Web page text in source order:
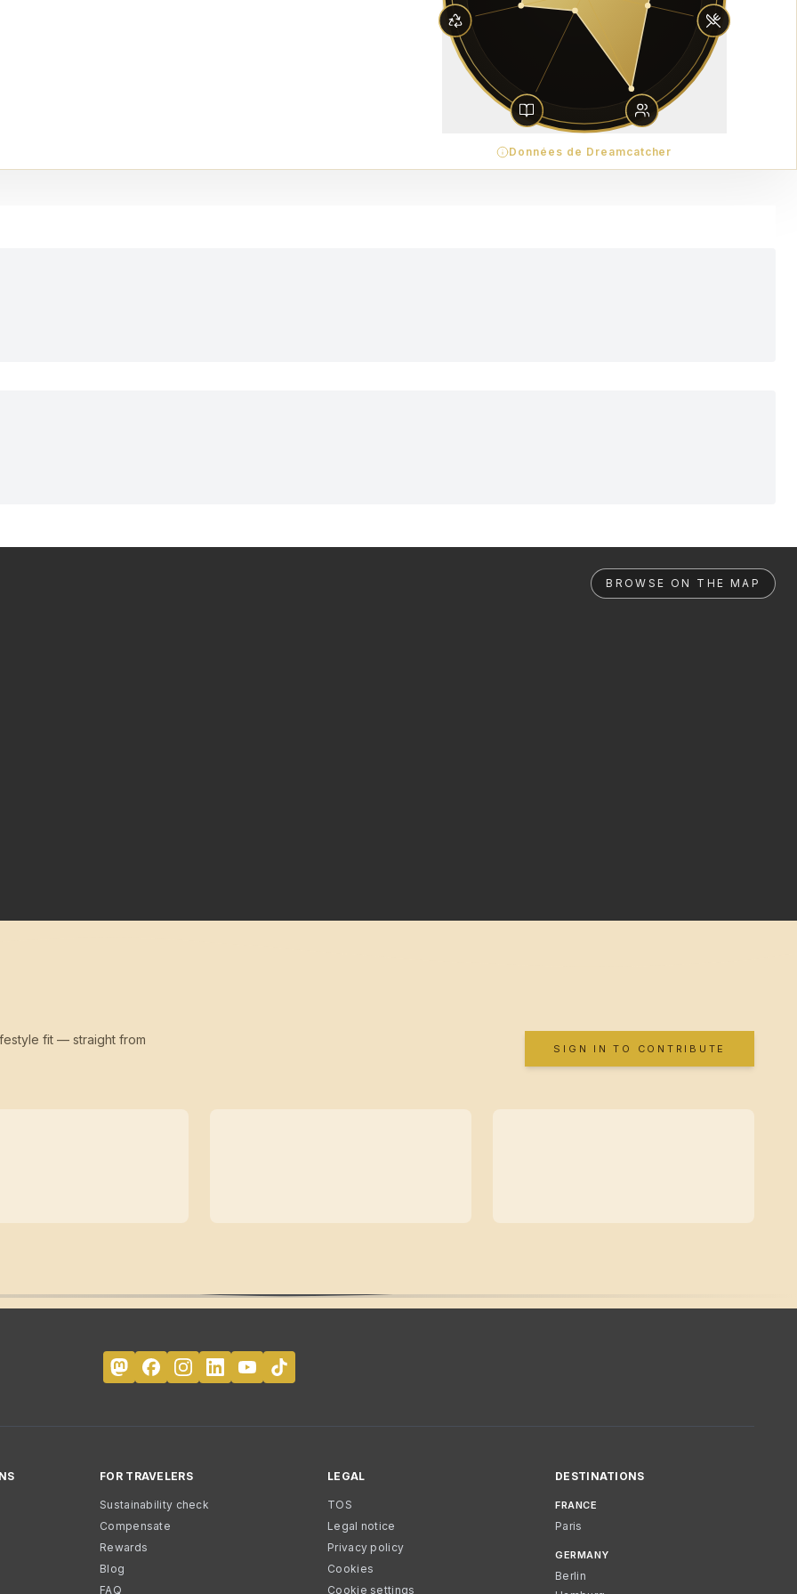
Données de Dreamcatcher
BROWSE ON THE MAP
fit — straight from
SIGN IN TO CONTRIBUTE
FOR TRAVELERS
Sustainability check
Compensate
Rewards
Blog
FAQ
LEGAL
TOS
Legal notice
Privacy policy
Cookies
Cookie settings
DESTINATIONS
FRANCE
Paris
GERMANY
Berlin